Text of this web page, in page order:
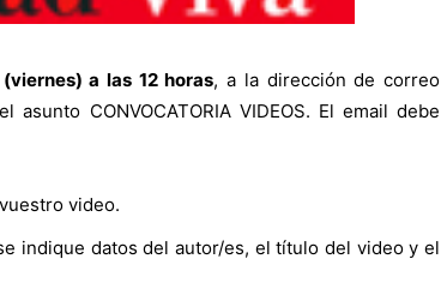
a las 12 horas, a la dirección de correo
asunto CONVOCATORIA VIDEOS. El email debe
video.
indique datos del autor/es, el título del video y el